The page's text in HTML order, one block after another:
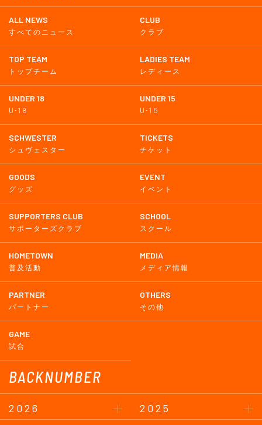
ALL NEWS
すべてのニュース
CLUB
クラブ
TOP TEAM
トップチーム
LADIES TEAM
レディース
UNDER 18
U-18
UNDER 15
U-15
SCHWESTER
シュヴェスター
TICKETS
チケット
GOODS
グッズ
EVENT
イベント
SUPPORTERS CLUB
サポーターズクラブ
SCHOOL
スクール
HOMETOWN
普及活動
MEDIA
メディア情報
PARTNER
パートナー
OTHERS
その他
GAME
試合
BACKNUMBER
2026
2025